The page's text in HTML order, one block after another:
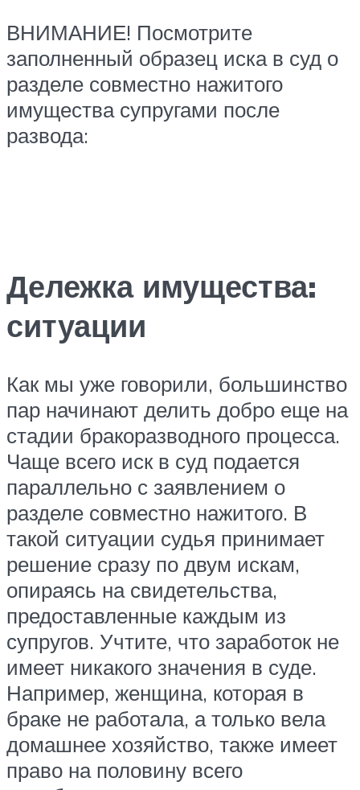
ВНИМАНИЕ! Посмотрите
заполненный образец иска в суд о
разделе совместно нажитого
имущества супругами после
развода:
Дележка имущества:
ситуации
Как мы уже говорили, большинство
пар начинают делить добро еще на
стадии бракоразводного процесса.
Чаще всего иск в суд подается
параллельно с заявлением о
разделе совместно нажитого. В
такой ситуации судья принимает
решение сразу по двум искам,
опираясь на свидетельства,
предоставленные каждым из
супругов. Учтите, что заработок не
имеет никакого значения в суде.
Например, женщина, которая в
браке не работала, а только вела
домашнее хозяйство, также имеет
право на половину всего